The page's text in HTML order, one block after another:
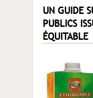
UN GUIDE
PUBLICS
ÉQUITABLE